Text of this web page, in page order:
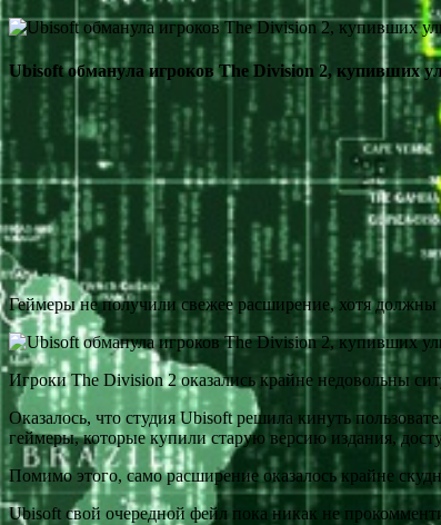
Ubisoft обманула игроков The Division 2, купивших
Геймеры не получили свежее расширение, хотя
Игроки The Division 2 оказались крайне недовольны
Оказалось, что студия Ubisoft решила кинуть
геймеры, которые купили старую версию издания,
Помимо этого, само расширение оказалось крайне
Ubisoft свой очередной фейл пока никак не